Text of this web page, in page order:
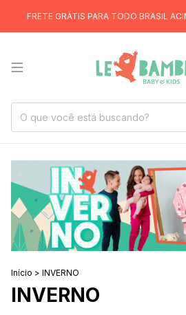
PARA TODO BRASIL ACIMA DE R$299
Início > INVERNO
INVERNO